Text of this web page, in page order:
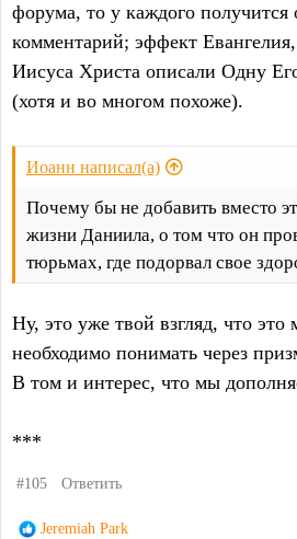
форума, то у каждого получится
комментарий; эффект
Иисуса Христа описали Одну
(хотя и во многом похоже).
Иоанн написал(а)
Почему бы не добавить вместо
жизни Даниила, о том что он
тюрьмах, где подорвал свое
Ну, это уже твой взгляд, что
необходимо понимать через
В том и интерес, что мы
***
#105 Ответить
Р
Jeremiah Park